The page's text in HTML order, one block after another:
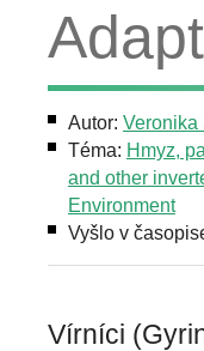
Autor: Veronika
Téma: Hmyz,
and other
Environment
Vyšlo v
Vírníci